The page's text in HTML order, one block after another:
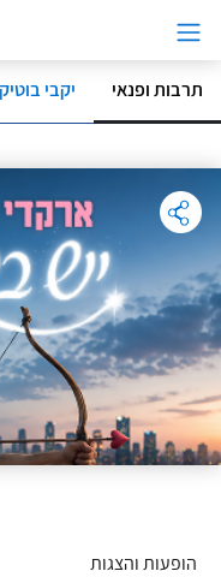
לתוכן
תרבות ופנאי יקבי
הופעות והצגות